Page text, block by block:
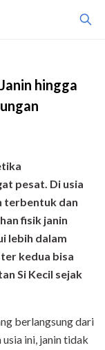
hingga
pesat. Di usia
terbentuk dan
fisik janin
lebih dalam
kedua bisa
Si Kecil sejak
berlangsung dari
usia ini, janin tidak